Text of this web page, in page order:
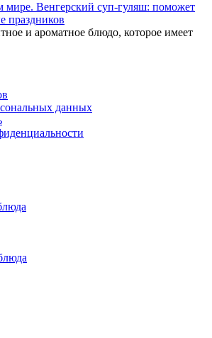
мире. Венгерский суп-гуляш: поможет
праздников
и ароматное блюдо, которое имеет
данных